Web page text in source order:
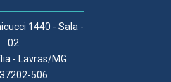
1440 - Sala -
02
- Lavras/MG
506